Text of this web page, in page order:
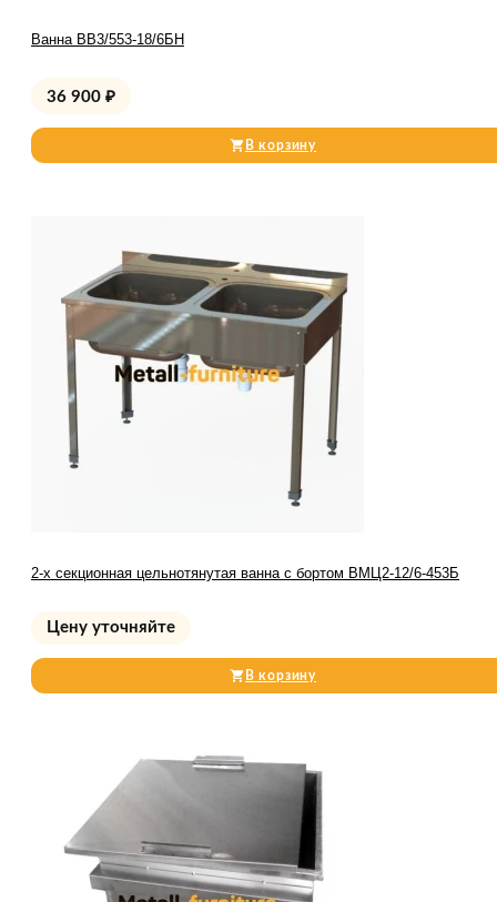
Ванна ВВ3/553-18/6БН
36 900 ₽
В корзину
2-х секционная цельнотянутая ванна с бортом ВМЦ2-12/6-453Б
Цену уточняйте
В корзину